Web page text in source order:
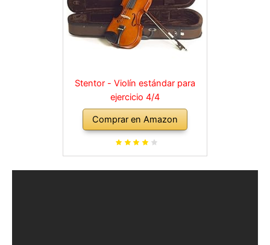
Stentor - Violín estándar para
ejercicio 4/4
Comprar en Amazon